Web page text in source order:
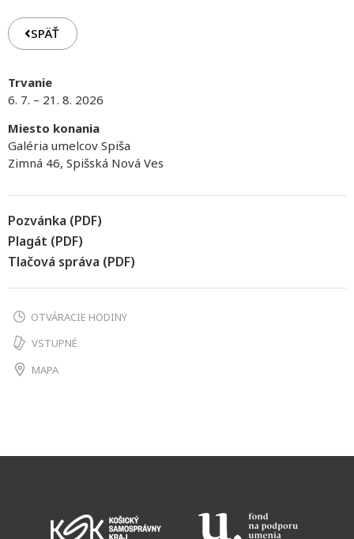
SPÄŤ
Trvanie
6. 7. – 21. 8. 2026
Miesto konania
Galéria umelcov Spiša
Zimná 46, Spišská Nová Ves
Pozvánka (PDF)
Plagát (PDF)
Tlačová správa (PDF)
OTVÁRACIE HODINY
VSTUPNÉ
MAPA